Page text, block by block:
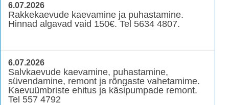
6.07.2026
Rakkekaevude kaevamine ja puhastamine.
Hinnad algavad vaid 150€. Tel 5634 4807.
6.07.2026
Salvkaevude kaevamine, puhastamine,
süvendamine, remont ja rõngaste vahetamime.
Kaevuümbriste ehitus ja käsipumpade remont.
Tel 557 4792